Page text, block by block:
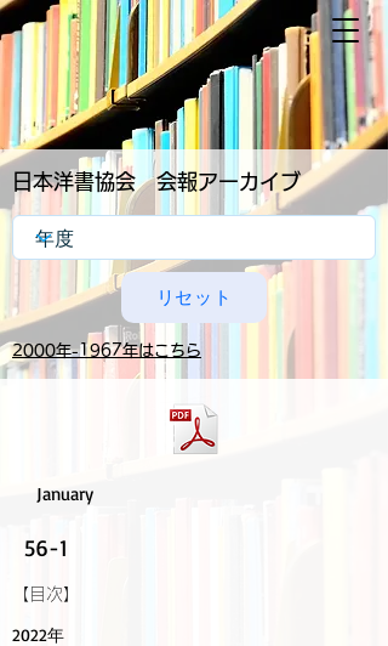
日本洋書協会 ​会報アーカイブ
リセット
2000年-1967年はこちら
January
56-1
​【目次】
2022年